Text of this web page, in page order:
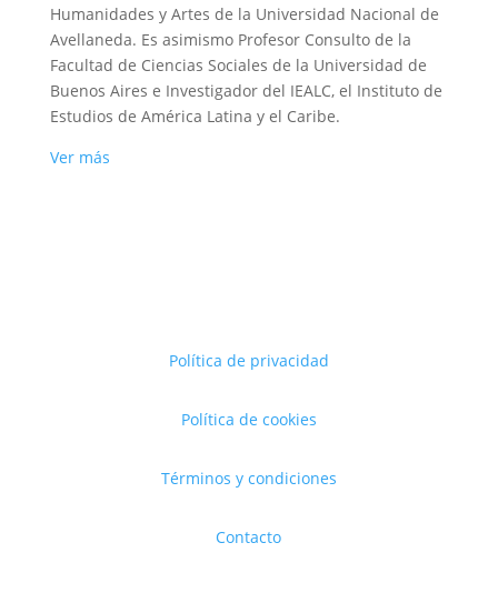
Humanidades y Artes de la Universidad Nacional de
Avellaneda. Es asimismo Profesor Consulto de la
Facultad de Ciencias Sociales de la Universidad de
Buenos Aires e Investigador del IEALC, el Instituto de
Estudios de América Latina y el Caribe.
Ver más
Política de privacidad
Política de cookies
Términos y condiciones
Contacto